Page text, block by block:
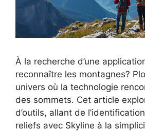
À la recherche d’une
reconnaître les montagnes?
univers où la technologie
des sommets. Cet article
d’outils, allant de
reliefs avec Skyline à la